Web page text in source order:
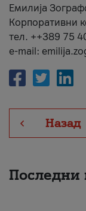
Емилија
Корпоративни
тел. ++389 75
e-mail:
Назад
Последни